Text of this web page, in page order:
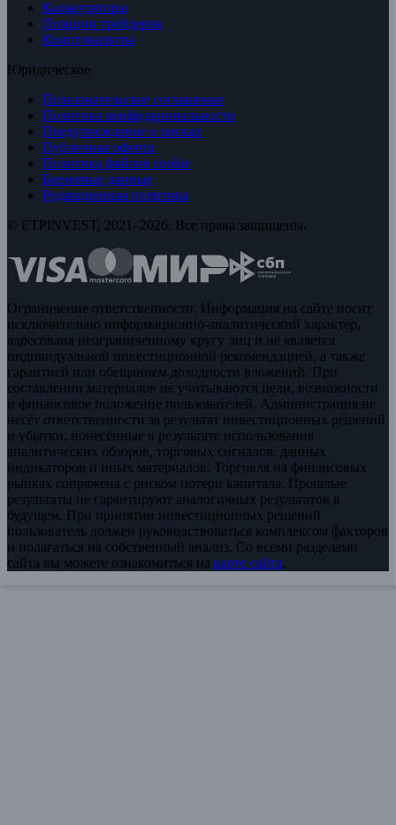
Калькуляторы
Позиции трейдеров
Криптовалюты
Юридическое
Пользовательское соглашение
Политика конфиденциальности
Предупреждение о рисках
Публичная оферта
Политика файлов cookie
Биржевые данные
Редакционная политика
© ETPINVEST, 2021–2026. Все права защищены.
Ограничение ответственности. Информация на сайте носит
исключительно информационно-аналитический характер,
адресована неограниченному кругу лиц и не является
индивидуальной инвестиционной рекомендацией, а также
гарантией или обещанием доходности вложений. При
составлении материалов не учитываются цели, возможности
и финансовое положение пользователей. Администрация не
несёт ответственности за результат инвестиционных решений
и убытки, понесённые в результате использования
аналитических обзоров, торговых сигналов, данных
индикаторов и иных материалов. Торговля на финансовых
рынках сопряжена с риском потери капитала. Прошлые
результаты не гарантируют аналогичных результатов в
будущем. При принятии инвестиционных решений
пользователь должен руководствоваться комплексом факторов
и полагаться на собственный анализ. Со всеми разделами
сайта вы можете ознакомиться на карте сайта.